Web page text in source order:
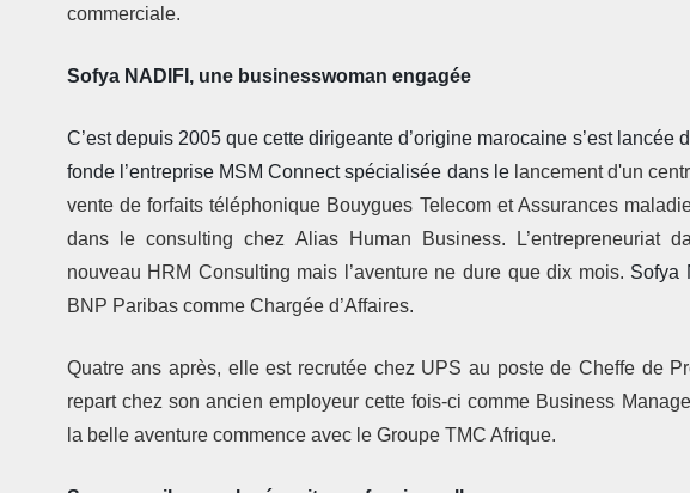
commerciale.
Sofya NADIFI, une businesswoman engagée
C’est depuis 2005 que cette dirigeante d’origine marocaine s’est lancée
fonde l’entreprise MSM Connect spécialisée dans le lancement d'un
vente de forfaits téléphonique Bouygues Telecom et Assurances
dans le consulting chez Alias Human Business. L’entrepreneuriat
nouveau HRM Consulting mais l’aventure ne dure que dix mois. Sofya
BNP Paribas comme Chargée d’Affaires.
Quatre ans après, elle est recrutée chez UPS au poste de Cheffe de
repart chez son ancien employeur cette fois-ci comme Business
la belle aventure commence avec le Groupe TMC Afrique.